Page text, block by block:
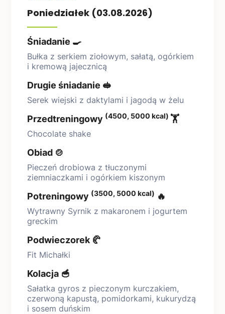
Poniedziałek (03.08.2026)
Śniadanie 🍳
Bułka z serkiem ziołowym, sałatą, ogórkiem
i kremową jajecznicą
Drugie śniadanie 🥪
Serek wiejski z daktylami i jagodą w żelu
Przedtreningowy (4500, 5000 kcal) 🏋️
Chocolate shake
Obiad 🍲
Pieczeń drobiowa z tłuczonymi
ziemniaczkami i ogórkiem kiszonym
Potreningowy (3500, 5000 kcal) 🔥
Wytrawny Syrnik z makaronem i jogurtem
greckim
Podwieczorek 🥐
Fit Michałki
Kolacja 🥣
Sałatka gyros z pieczonym kurczakiem,
czerwoną kapustą, pomidorkami, kukurydzą
i sosem duńskim